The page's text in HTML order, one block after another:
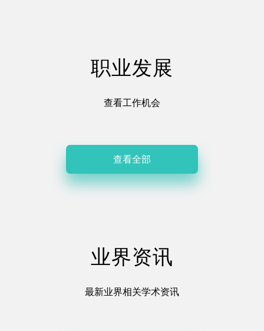
职业发展
查看工作机会
查看全部
业界资讯
最新业界相关学术资讯